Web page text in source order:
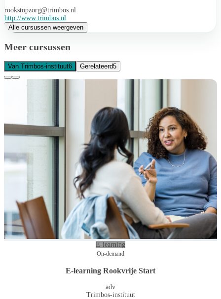
rookstopzorg@trimbos.nl
http://www.trimbos.nl
Alle cursussen weergeven
Meer cursussen
Van Trimbos-instituut6 Gerelateerd5
E-learning
On-demand
E-learning Rookvrije Start
adv
Trimbos-instituut